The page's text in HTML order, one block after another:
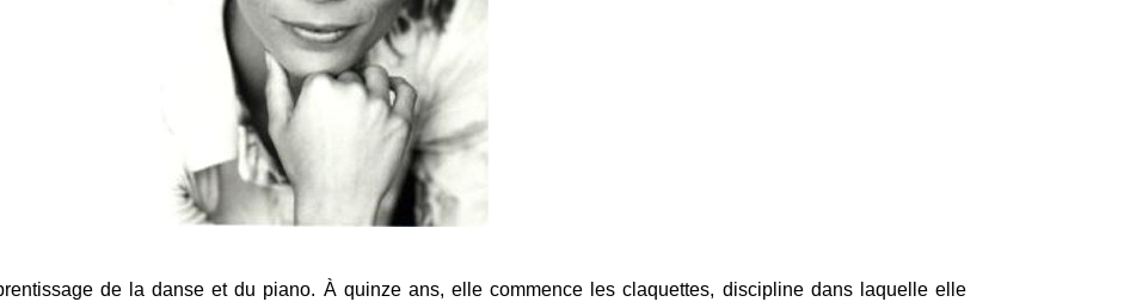
de la danse et du piano. À quinze ans, elle commence les claquettes, discipline dans laquelle elle